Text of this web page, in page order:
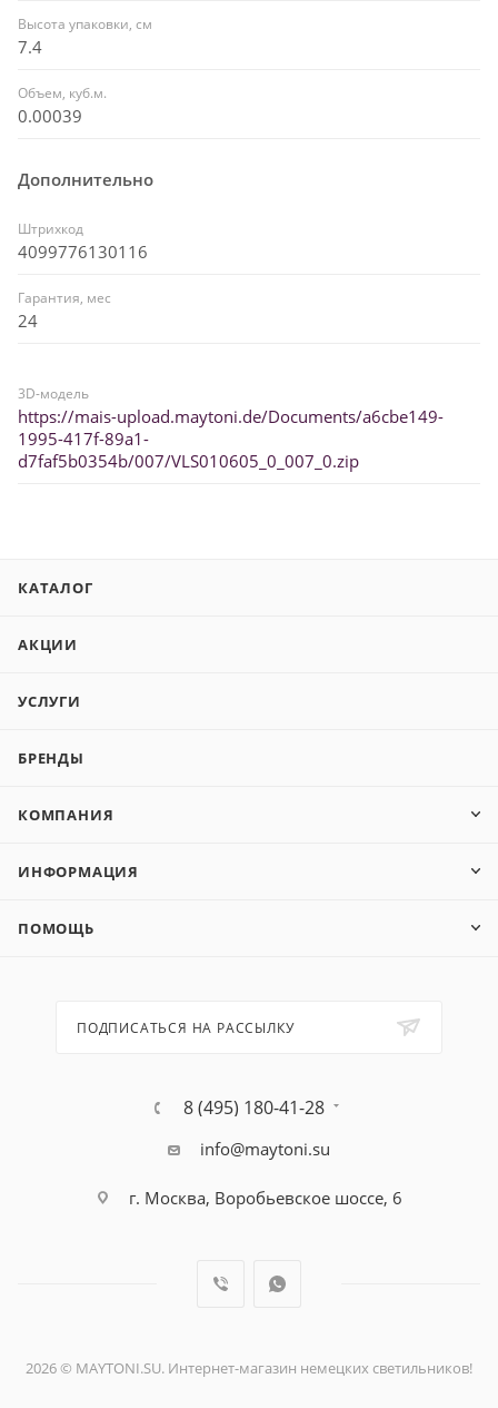
Высота упаковки, см
7.4
Объем, куб.м.
0.00039
Дополнительно
Штрихкод
4099776130116
Гарантия, мес
24
3D-модель
https://mais-upload.maytoni.de/Documents/a6cbe149-
1995-417f-89a1-
d7faf5b0354b/007/VLS010605_0_007_0.zip
КАТАЛОГ
АКЦИИ
УСЛУГИ
БРЕНДЫ
КОМПАНИЯ
ИНФОРМАЦИЯ
ПОМОЩЬ
ПОДПИСАТЬСЯ НА РАССЫЛКУ
8 (495) 180-41-28
info@maytoni.su
г. Москва, Воробьевское шоссе, 6
2026 © MAYTONI.SU. Интернет-магазин немецких светильников!